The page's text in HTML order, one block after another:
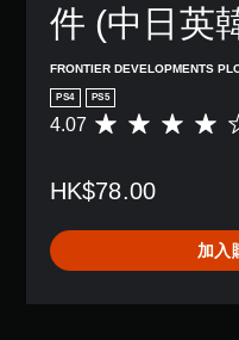
件 (中日英
FRONTIER DEVELOPMENTS
PS4 PS5
平
分
4
.
4.07
HK$78.00
加入